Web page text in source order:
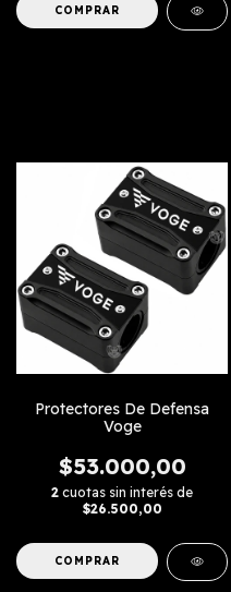
COMPRAR
Protectores De Defensa
Voge
$53.000,00
2 cuotas sin interés de
$26.500,00